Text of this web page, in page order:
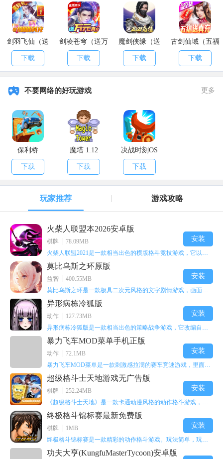
剑羽飞仙（送
10000真充）
下载
剑凌苍穹（送万
元真充）
下载
魔剑侠缘（送
2021充值）
下载
古剑仙域（五福
送真充）
下载
不要网络的好玩游戏 更多
保利桥
下载
魔塔 1.12
下载
决战时刻OS
下载
玩家推荐 游戏攻略
火柴人联盟本2026安卓版
棋牌
78.09MB
安装
莫比乌斯之环原版
益智
400.55MB
安装
异形病栋冷狐版
动作
127.73MB
安装
暴力飞车MOD菜单手机正版
动作
72.1MB
安装
超级格斗士天地游戏无广告版
棋牌
252.24MB
安装
终极格斗锦标赛最新免费版
棋牌
1MB
安装
功夫大亨(KungfuMasterTycoon)安卓版